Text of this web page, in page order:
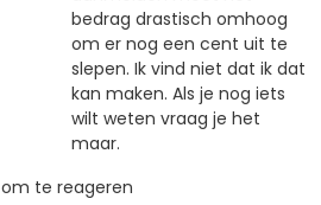
bedrag drastisch omhoog
om er nog een cent uit te
slepen. Ik vind niet dat ik dat
kan maken. Als je nog iets
wilt weten vraag je het
maar.
om te reageren